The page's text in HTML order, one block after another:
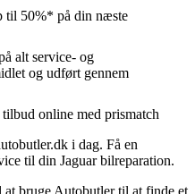
til 50%* på din næste
alt service- og
og udført gennem
online med prismatch
i dag. Få en
til din Jaguar bilreparation.
at bruge Autobutler til at finde et